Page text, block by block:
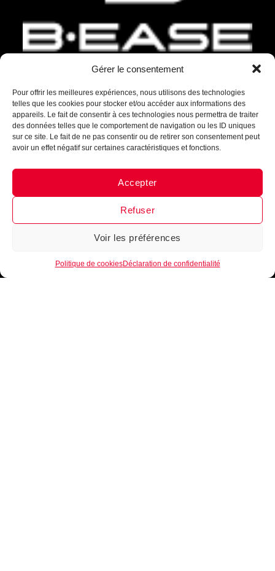
Gérer le consentement
Pour offrir les meilleures expériences, nous utilisons des technologies
telles que les cookies pour stocker et/ou accéder aux informations des
appareils. Le fait de consentir à ces technologies nous permettra de traiter
des données telles que le comportement de navigation ou les ID uniques
sur ce site. Le fait de ne pas consentir ou de retirer son consentement peut
avoir un effet négatif sur certaines caractéristiques et fonctions.
Accepter
Refuser
Voir les préférences
Politique de cookiesDéclaration de confidentialité
Assistant B.EASE
Messenger · Instagram
18 rue Principale
68320 Windensolen (France)
+336 37 99 63 13
contact@beasebasket.com
L'ENTREPRISE B.EASE
Qui sommes-nous ?
Formulaire de contact
Programme ambassadeur
PRODUITS